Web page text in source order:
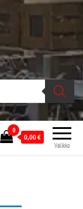
on vaihtoehtomusaan
verkko- sekä
Helsingissä Kallion
Valikko
0
0,00€